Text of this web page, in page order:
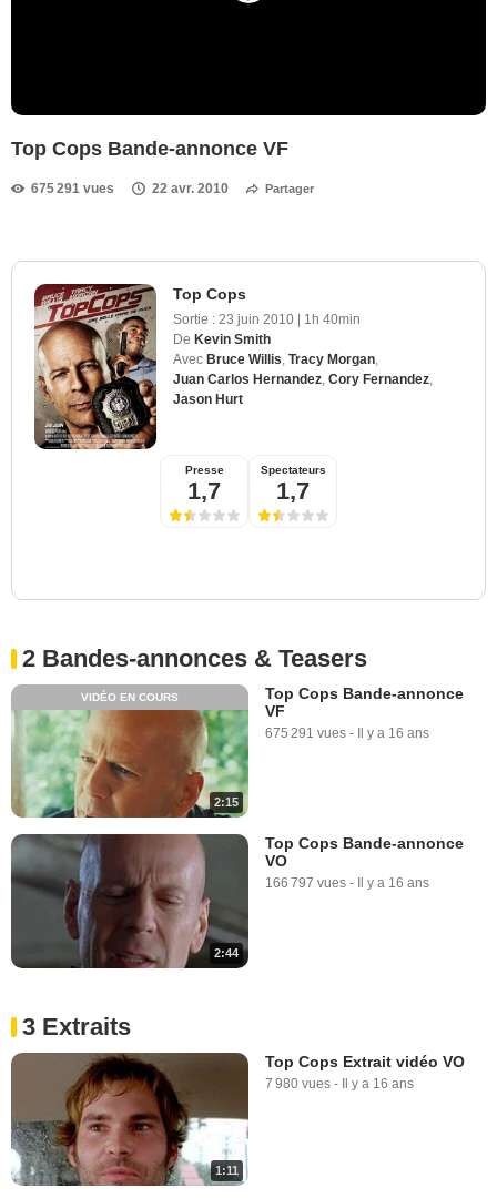
Top Cops Bande-annonce VF
675 291 vues 22 avr. 2010 Partager
Top Cops
Sortie : 23 juin 2010 | 1h 40min
De Kevin Smith
Avec Bruce Willis Tracy Morgan
Juan Carlos Hernandez Cory Fernandez
Jason Hurt
Presse
1,7
Spectateurs
1,7
2 Bandes-annonces & Teasers
2:15
VIDÉO EN COURS
Top Cops Bande-annonce
VF
675 291 vues - Il y a 16 ans
2:44
Top Cops Bande-annonce
VO
166 797 vues - Il y a 16 ans
3 Extraits
1:11
Top Cops Extrait vidéo VO
7 980 vues - Il y a 16 ans